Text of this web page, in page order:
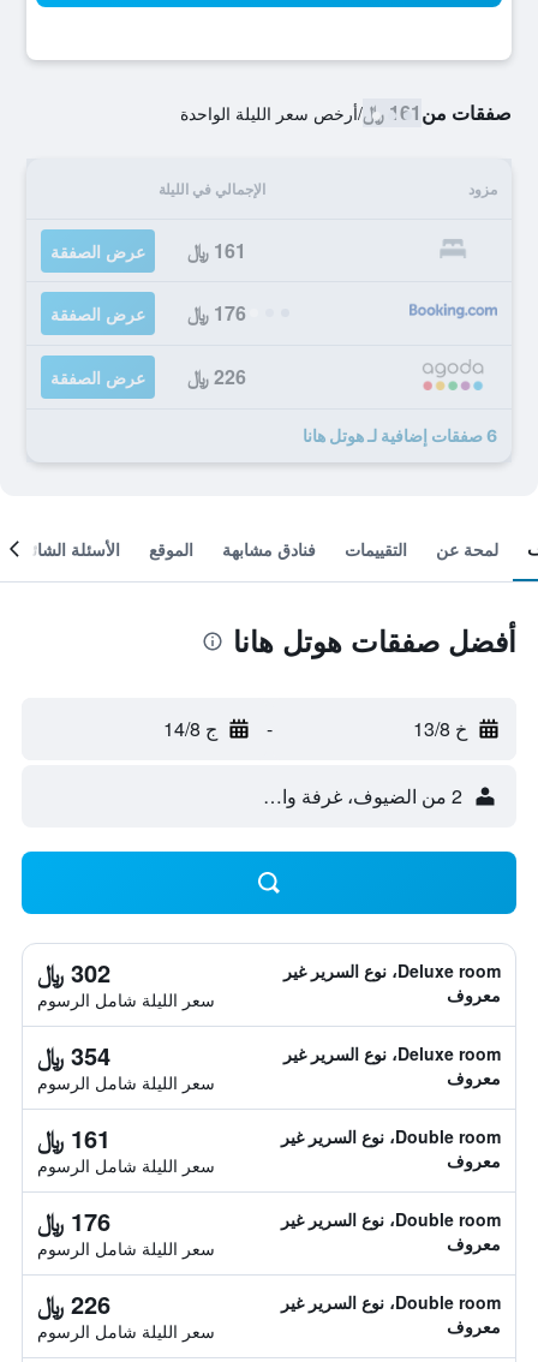
صفقات من161 ﷼ /أرخص سعر الليلة الواحدة
مزود الإجمالي في الليلة
161 ﷼ عرض الصفقة
176 ﷼ عرض الصفقة
226 ﷼ عرض الصفقة
6 صفقات إضافية لـ هوتل هانا
لمحة عن التقييمات فنادق مشابهة الموقع الأسئلة الشائعة
أفضل صفقات هوتل هانا
خ 13/8 - ج 14/8
2 من الضيوف، غرفة واحدة
Deluxe room، نوع السرير غير
معروف
302 ﷼
سعر الليلة شامل الرسوم
Deluxe room، نوع السرير غير
معروف
354 ﷼
سعر الليلة شامل الرسوم
Double room، نوع السرير غير
معروف
161 ﷼
سعر الليلة شامل الرسوم
Double room، نوع السرير غير
معروف
176 ﷼
سعر الليلة شامل الرسوم
Double room، نوع السرير غير
معروف
226 ﷼
سعر الليلة شامل الرسوم